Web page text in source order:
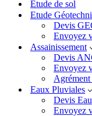
Étude de sol
Etude
Devis
Envoyez
Assainissement
Devis
Envoyez
Agrément
Eaux Pluviales
Devis
Envoyez